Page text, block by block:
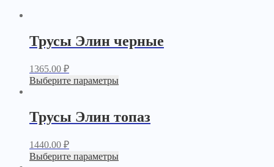
Трусы Элин черные
1365.00 ₽
Выберите параметры
Трусы Элин топаз
1440.00 ₽
Выберите параметры